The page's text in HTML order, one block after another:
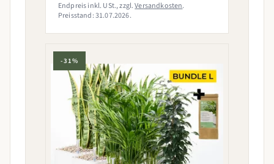
Endpreis inkl. USt., zzgl.Versandkosten.
Preisstand: 31.07.2026.
-31%